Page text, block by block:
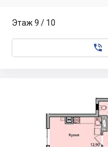
Этаж 9 / 10
